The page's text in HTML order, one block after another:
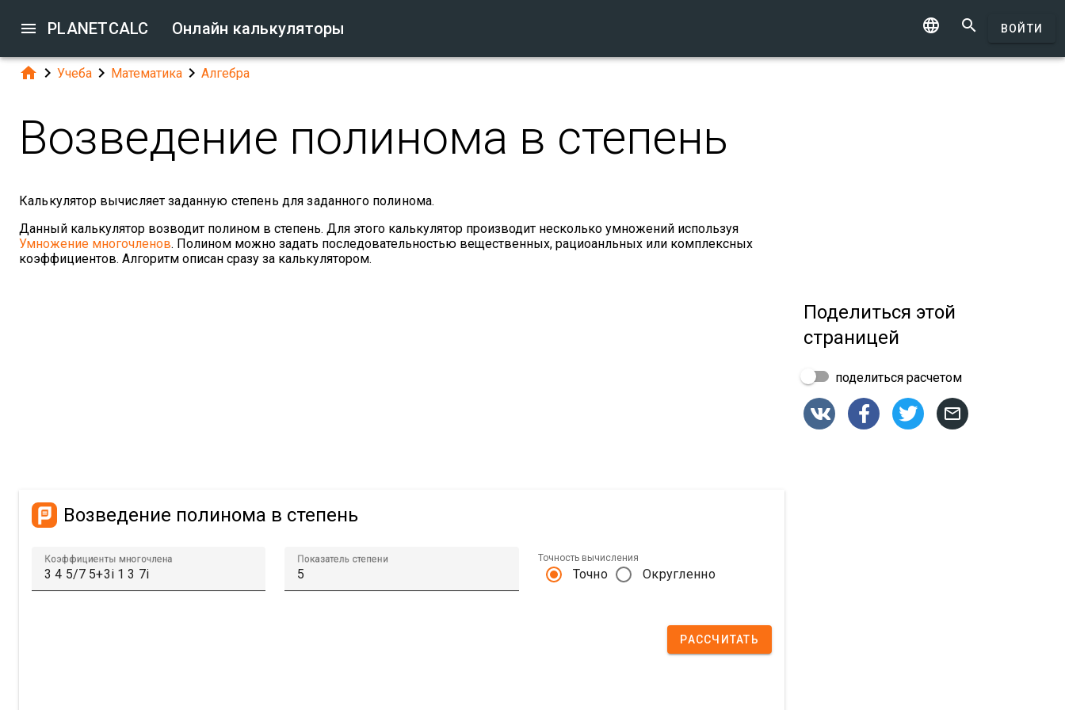
 PLANETCALC Онлайн калькуляторы   ВОЙТИ
  Учеба  Математика  Алгебра
Возведение полинома в степень
Калькулятор вычисляет заданную степень для заданного полинома.
Данный калькулятор возводит полином в степень. Для этого калькулятор производит несколько умножений используя
Умножение многочленов. Полином можно задать последовательностью вещественных, рациоанльных или комплексных
коэффициентов. Алгоритм описан сразу за калькулятором.
Возведение полинома в степень
Коэффициенты многочлена Показатель степени Точность вычисления
Точно Округленно
РАССЧИТАТЬ
Поделиться этой
страницей
поделиться расчетом
   